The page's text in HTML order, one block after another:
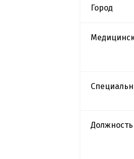
Город
Должность